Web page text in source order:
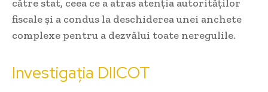
către stat, ceea ce a atras atenția autorităților
fiscale și a condus la deschiderea unei anchete
complexe pentru a dezvălui toate neregulile.
Investigația DIICOT